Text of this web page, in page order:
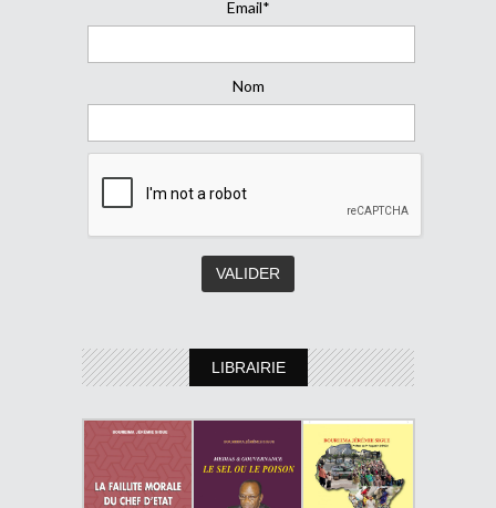
Email*
Nom
LIBRAIRIE